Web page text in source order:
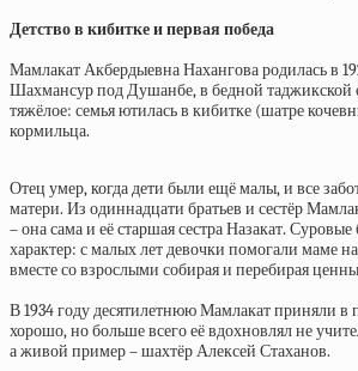
Детство в кибитке и первая победа
Мамлакат Акбердыевна Нахангова родилась в
Шахмансур под Душанбе, в бедной таджикской
тяжёлое: семья ютилась в кибитке (шатре
кормильца.
Отец умер, когда дети были ещё малы, и все
матери. Из одиннадцати братьев и сестёр
– она сама и её старшая сестра Назакат.
характер: с малых лет девочки помогали маме
вместе со взрослыми собирая и перебирая
В 1934 году десятилетнюю Мамлакат приняли в
хорошо, но больше всего её вдохновлял не
а живой пример – шахтёр Алексей Стаханов.